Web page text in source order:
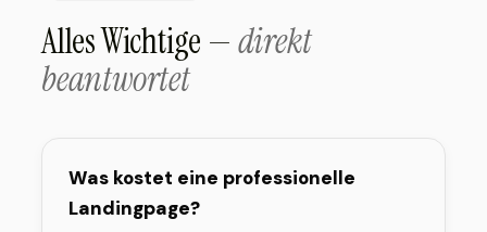
Alles Wichtige —direkt
beantwortet
Was kostet eine professionelle
Landingpage?